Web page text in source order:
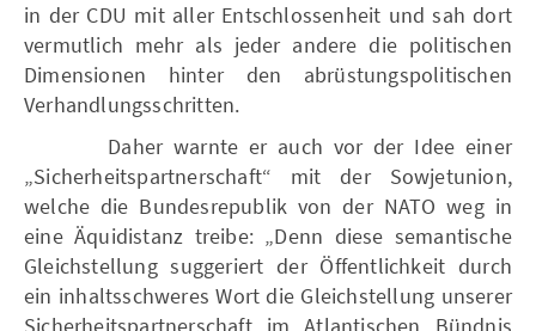
in der CDU mit aller Entschlossenheit und sah dort
vermutlich mehr als jeder andere die politischen
Dimensionen hinter den abrüstungspolitischen
Verhandlungsschritten.
Daher warnte er auch vor der Idee einer
„Sicherheitspartnerschaft“ mit der Sowjetunion,
welche die Bundesrepublik von der NATO weg in
eine Äquidistanz treibe: „Denn diese semantische
Gleichstellung suggeriert der Öffentlichkeit durch
ein inhaltsschweres Wort die Gleichstellung unserer
Sicherheitspartnerschaft im Atlantischen Bündnis